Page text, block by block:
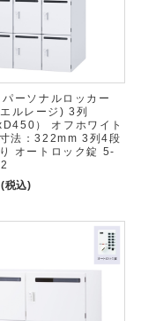
ーソナルロッカー
ルレージ) 3列
） オフホワイト
法：322mm 3列4段
オートロック錠 5-
(税込)